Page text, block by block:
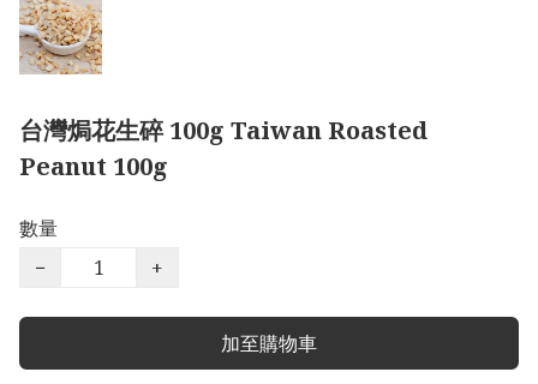
台灣焗花生碎 100g Taiwan Roasted
Peanut 100g
數量
−
+
加至購物車